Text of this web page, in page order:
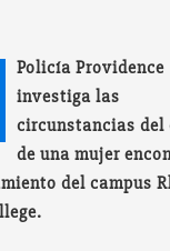
Policía Providence
investiga las
circunstancias del
de una mujer
del campus